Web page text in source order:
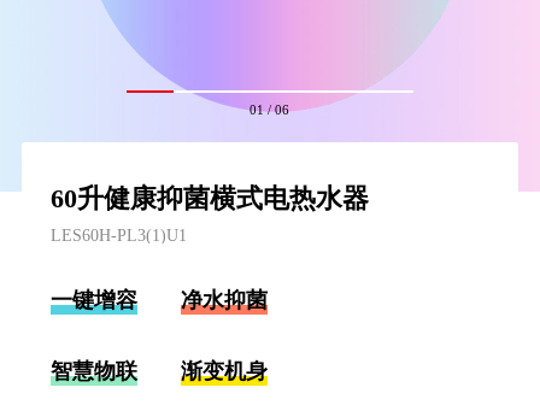
01/06
60升健康抑菌横式电热水器
LES60H-PL3(1)U1
一键增容 净水抑菌
智慧物联 渐变机身